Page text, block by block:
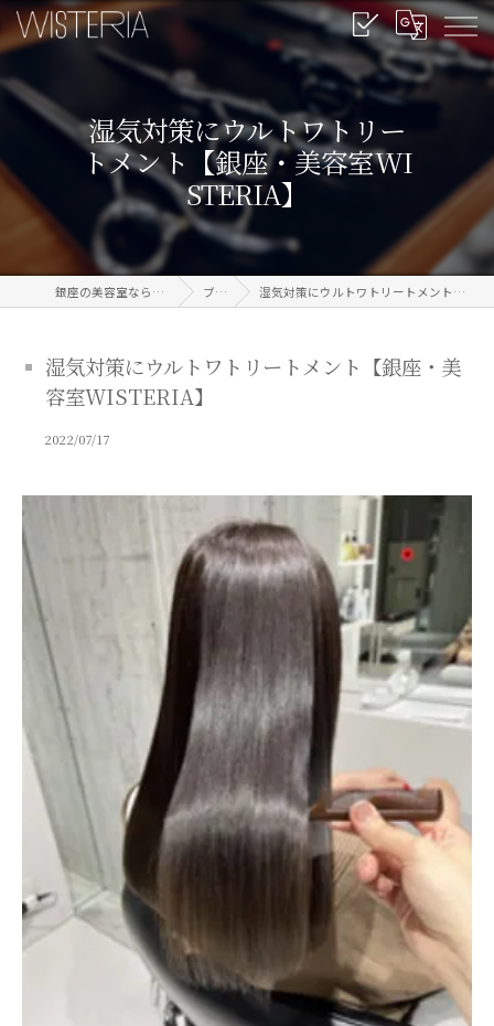
湿気対策にウルトワトリー
トメント【銀座・美容室WI
STERIA】
銀座の美容室なら信頼のWISTERIA ブログ 湿気対策にウルトワトリートメント【銀座・美容室WISTERIA】
湿気対策にウルトワトリートメント【銀座・美
容室WISTERIA】
2022/07/17